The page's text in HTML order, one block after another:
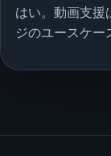
はい。動画支援
ジのユースケー